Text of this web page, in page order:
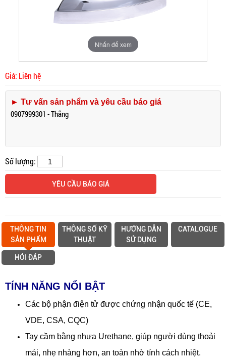
Nhấn để xem
Giá: Liên hệ
► Tư vấn sản phẩm và yêu cầu báo giá
0907999301 - Thắng
Số lượng:
YÊU CẦU BÁO GIÁ
THÔNG TIN
SẢN PHẨM
THÔNG SỐ KỸ
THUẬT
HƯỚNG DẪN
SỬ DỤNG
CATALOGUE
HỎI ĐÁP
TÍNH NĂNG NỔI BẬT
Các bộ phận điện tử được chứng nhận quốc tế (CE,
VDE, CSA, CQC)
Tay cầm bằng nhựa Urethane, giúp người dùng thoải
mái, nhẹ nhàng hơn, an toàn nhờ tính cách nhiệt.